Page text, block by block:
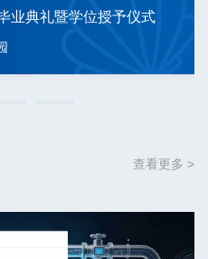
业典礼暨学位授予仪式
查看更多 >